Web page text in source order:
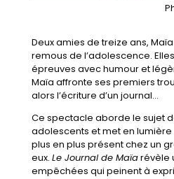
Deux amies de treize ans,
remous de l’adolescence.
épreuves avec humour et
Maïa affronte ses premiers
alors l’écriture d’un journal…
Ce spectacle aborde le sujet
adolescents et met en
plus en plus présent chez un
eux. Le Journal de Maïarévèle
empêchées qui peinent à